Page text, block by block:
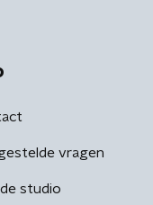
vragen
studio